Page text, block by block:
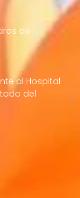
de
al Hospital
del